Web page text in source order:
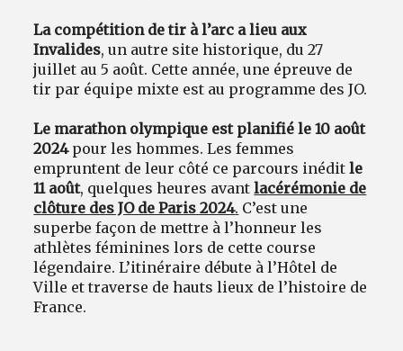
La compétition de tir à l’arc a lieu aux
Invalides, un autre site historique, du 27
juillet au 5 août. Cette année, une épreuve de
tir par équipe mixte est au programme des JO.
Le marathon olympique est planifié le 10 août
2024pour les hommes. Les femmes
empruntent de leur côté ce parcours inéditle
11 août, quelques heures avantlacérémonie de
clôture des JO de Paris 2024. C’est une
superbe façon de mettre à l’honneur les
athlètes féminines lors de cette course
légendaire. L’itinéraire débute à l’Hôtel de
Ville et traverse de hauts lieux de l’histoire de
France.